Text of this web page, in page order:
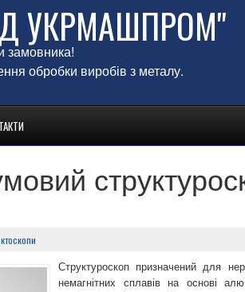
УКРМАШПРОМ"
замовника!
обробки виробів з металу.
Структуроскоп призначений для
немагнітних сплавів на основі